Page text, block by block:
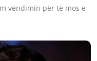
vendimin për të mos e